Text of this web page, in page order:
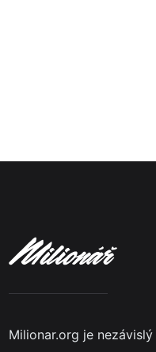
Milionar.org je